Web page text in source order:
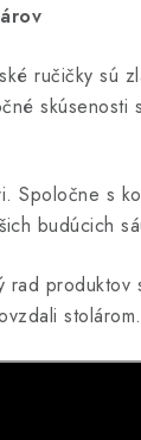
ručičky sú
Spoločne s
budúcich
rad